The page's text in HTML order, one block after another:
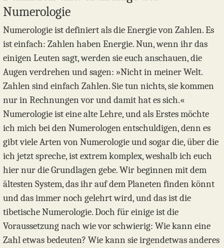
Numerologie
Numerologie ist definiert als die Energie von Zahlen. Es
ist einfach: Zahlen haben Energie. Nun, wenn ihr das
einigen Leuten sagt, werden sie euch anschauen, die
Augen verdrehen und sagen: »Nicht in meiner Welt.
Zahlen sind einfach Zahlen. Sie tun nichts, sie kommen
nur in Rechnungen vor und damit hat es sich.«
Numerologie ist eine alte Lehre, und als Erstes möchte
ich mich bei den Numerologen entschuldigen, denn es
gibt viele Arten von Numerologie und sogar die, über die
ich jetzt spreche, ist extrem komplex, weshalb ich euch
hier nur die Grundlagen gebe. Wir beginnen mit dem
ältesten System, das ihr auf dem Planeten finden könnt
und das immer noch gelehrt wird, und das ist die
tibetische Numerologie. Doch für einige ist die
Voraussetzung nach wie vor schwierig: Wie kann eine
Zahl etwas bedeuten? Wie kann sie irgendetwas anderes